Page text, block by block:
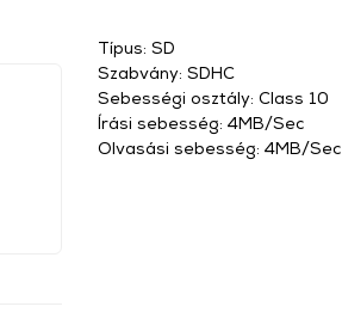
Típus: SD
Szabvány: SDHC
Sebességi osztály: Class 10
Írási sebesség: 4MB/Sec
Olvasási sebesség: 4MB/Sec